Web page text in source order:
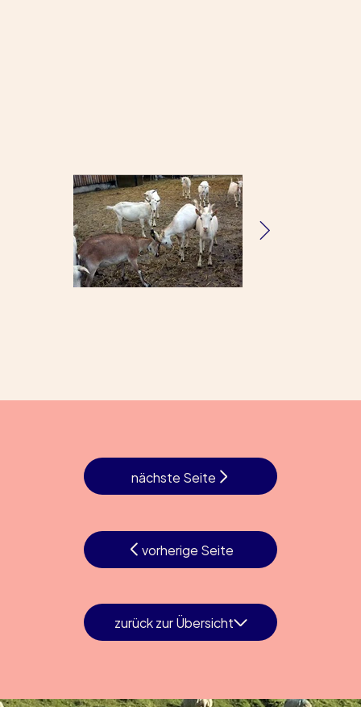
vorherige Seite
zurück zur Übersicht
nächste Seite